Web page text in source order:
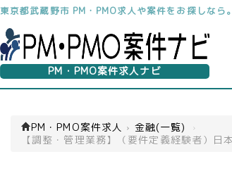
東京都武蔵野市 PM・PMO求人や案件をお探しな
PM・PMO案件求人ナビ
PM・PMO案件求人 › 金融(一覧)
›
【調整・管理業務】（要件定義経験者）